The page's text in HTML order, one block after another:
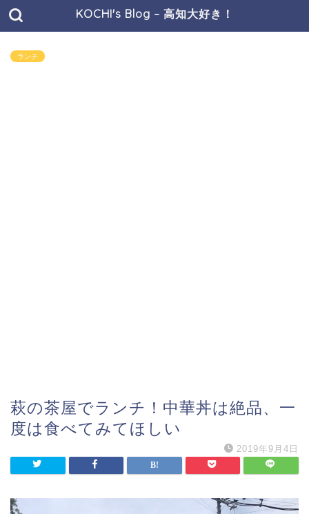
KOCHI's Blog – 高知大好き！
ランチ
萩の茶屋でランチ！中華丼は絶品、一
度は食べてみてほしい
2019年9月4日